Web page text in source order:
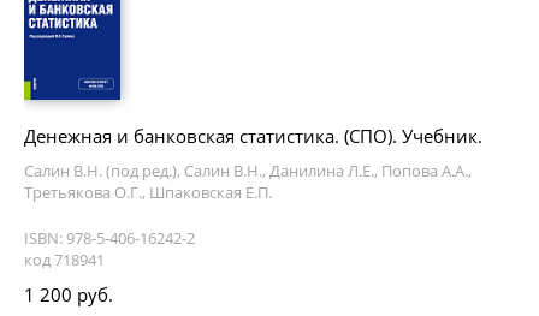
Денежная и банковская статистика. (СПО). Учебник.
Салин В.Н. (под ред.), Салин В.Н., Данилина Л.Е., Попова А.А.,
Третьякова О.Г., Шпаковская Е.П.
ISBN: 978-5-406-16242-2
код 718941
1 200 руб.